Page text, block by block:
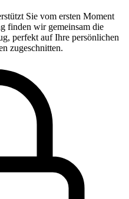
Sie vom ersten Moment
finden wir gemeinsam die
perfekt auf Ihre persönlichen
zugeschnitten.